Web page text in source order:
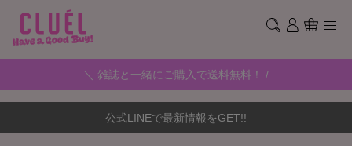
＼ 雑誌と一緒にご購入で送料無料！ /
公式LINEで最新情報をGET!!